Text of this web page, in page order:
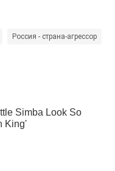
Россия - страна-агрессор